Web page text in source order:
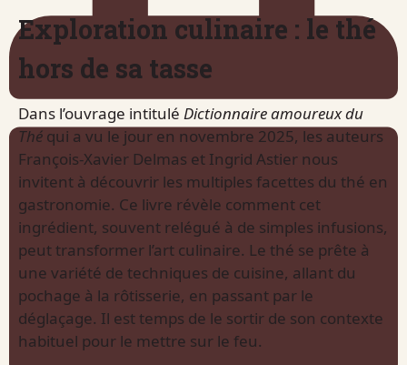
Exploration culinaire : le thé
hors de sa tasse
Dans l’ouvrage intitulé Dictionnaire amoureux du
Thé qui a vu le jour en novembre 2025, les auteurs
François-Xavier Delmas et Ingrid Astier nous
invitent à découvrir les multiples facettes du thé en
gastronomie. Ce livre révèle comment cet
ingrédient, souvent relégué à de simples infusions,
peut transformer l’art culinaire. Le thé se prête à
une variété de techniques de cuisine, allant du
pochage à la rôtisserie, en passant par le
déglaçage. Il est temps de le sortir de son contexte
habituel pour le mettre sur le feu.